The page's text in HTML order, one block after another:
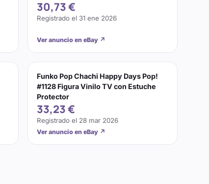
30,73 €
Registrado el 31 ene 2026
Ver anuncio en eBay ↗
Funko Pop Chachi Happy Days Pop!
#1128 Figura Vinilo TV con Estuche
Protector
33,23 €
Registrado el 28 mar 2026
Ver anuncio en eBay ↗